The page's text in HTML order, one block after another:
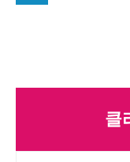
클